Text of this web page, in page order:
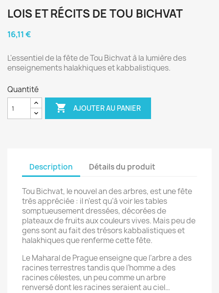
LOIS ET RÉCITS DE TOU BICHVAT
16,11 €
L'essentiel de la fête de Tou Bichvat à la lumière des
enseignements halakhiques et kabbalistiques.
Quantité
 AJOUTER AU PANIER
Description Détails du produit
Tou Bichvat, le nouvel an des arbres, est une fête
très appréciée : il n’est qu’à voir les tables
somptueusement dressées, décorées de
plateaux de fruits aux couleurs vives. Mais peu de
gens sont au fait des trésors kabbalistiques et
halakhiques que renferme cette fête.
Le Maharal de Prague enseigne que l’arbre a des
racines terrestres tandis que l’homme a des
racines célestes, un peu comme un arbre
renversé dont les racines seraient au ciel…